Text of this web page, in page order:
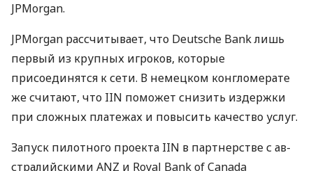
JPMorgan.
JPMorgan рассчитывает, что Deutsche Bank лишь
первый из крупных игроков, которые
присоединятся к сети. В немецком конгломерате
же считают, что IIN поможет снизить издержки
при сложных платежах и повысить качество услуг.
Запуск пилотного проекта IIN в партнерстве с ав­
стра­лий­скими ANZ и Royal Bank of Canada